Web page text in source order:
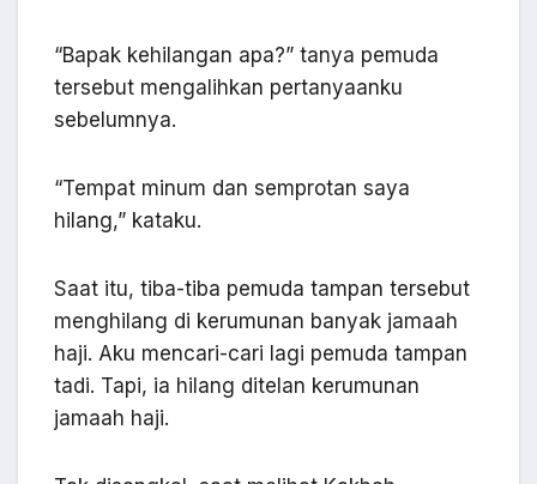
“Bapak kehilangan apa?” tanya pemuda
tersebut mengalihkan pertanyaanku
sebelumnya.
“Tempat minum dan semprotan saya
hilang,” kataku.
Saat itu, tiba-tiba pemuda tampan tersebut
menghilang di kerumunan banyak jamaah
haji. Aku mencari-cari lagi pemuda tampan
tadi. Tapi, ia hilang ditelan kerumunan
jamaah haji.